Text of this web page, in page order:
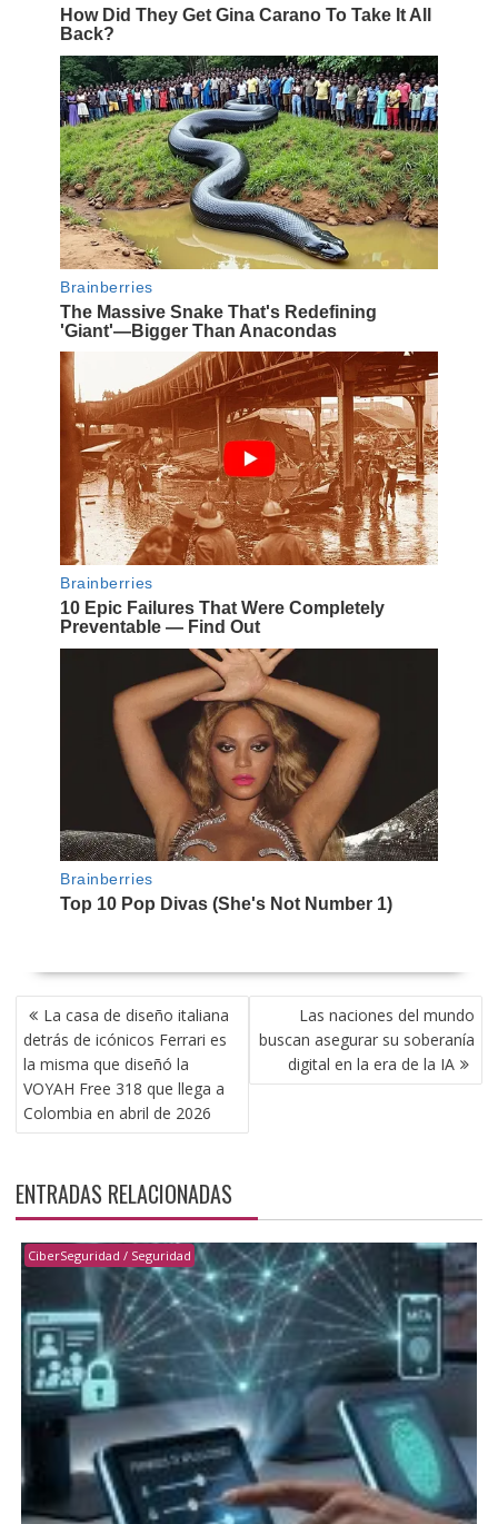
NAVEGACIÓN
DE
ENTRADAS
La casa de diseño italiana
detrás de icónicos Ferrari es
la misma que diseñó la
VOYAH Free 318 que llega a
Colombia en abril de 2026
Las naciones del mundo
buscan asegurar su soberanía
digital en la era de la IA
ENTRADAS RELACIONADAS
CiberSeguridad / Seguridad